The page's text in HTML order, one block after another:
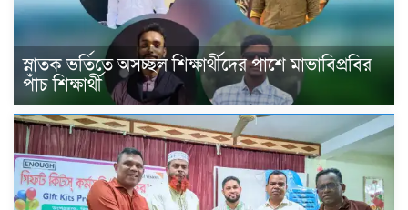
‎স্নাতক ভর্তিতে অসচ্ছল শিক্ষার্থীদের পাশে মাভাবিপ্রবির
পাঁচ শিক্ষার্থী ‎